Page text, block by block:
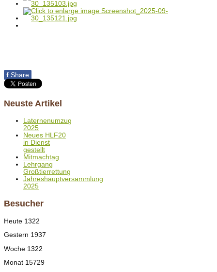
f Share
Neuste Artikel
Laternenumzug
2025
Neues HLF20
in Dienst
gestellt
Mitmachtag
Lehrgang
Großtierrettung
Jahreshauptversammlung
2025
Besucher
Heute 1322
Gestern 1937
Woche 1322
Monat 15729